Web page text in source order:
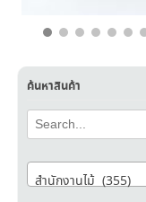
ค้นหาสินค้า
สำนักงานไม้ (355)